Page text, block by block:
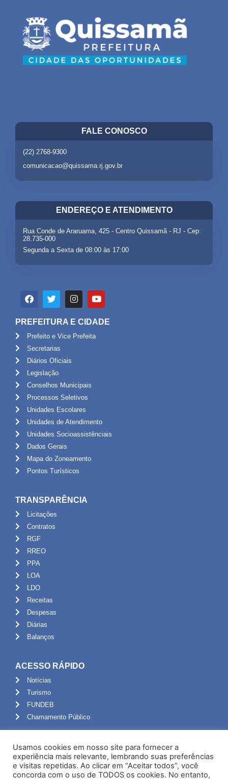
FALE CONOSCO
(22) 2768-9300
comunicacao@quissama.rj.gov.br
ENDEREÇO E ATENDIMENTO
Rua Conde de Araruama, 425 - Centro Quissamã - RJ - Cep:
28.735-000
Segunda a Sexta de 08:00 às 17:00
PREFEITURA E CIDADE
Prefeito e Vice Prefeita
Secretarias
Diários Oficiais
Legislação
Conselhos Municipais
Processos Seletivos
Unidades Escolares
Unidades de Atendimento
Unidades Socioassistênciais
Dados Gerais
Mapa do Zoneamento
Pontos Turísticos
TRANSPARÊNCIA
Licitações
Contratos
RGF
RREO
PPA
LOA
LDO
Receitas
Despesas
Diárias
Balanços
ACESSO RÁPIDO
Notícias
Turismo
FUNDEB
Chamamento Público
Portal do Servidor
Webmail
Usamos cookies em nosso site para fornecer a
experiência mais relevante, lembrando suas preferências
e visitas repetidas. Ao clicar em “Aceitar todos”, você
concorda com o uso de TODOS os cookies. No entanto,